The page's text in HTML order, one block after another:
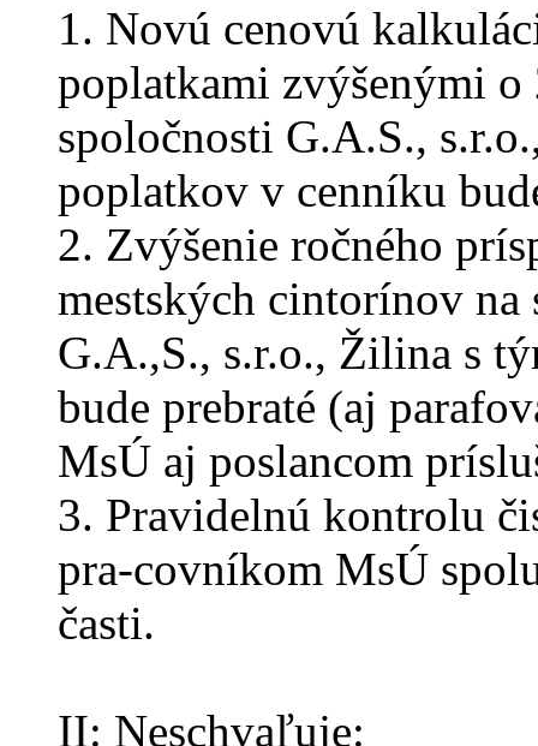
1. Novú cenovú
poplatkami zvýšenými
spoločnosti G.A.S.,
poplatkov v cenníku
2. Zvýšenie ročného
mestských cintorínov
G.A.,S., s.r.o., Žilina s
bude prebraté (aj
MsÚ aj poslancom
3. Pravidelnú kontrolu
pra-covníkom MsÚ
časti.
II: Neschvaľuje: